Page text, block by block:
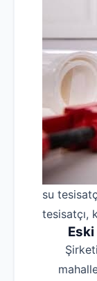
su
tesisatçı,
Eski